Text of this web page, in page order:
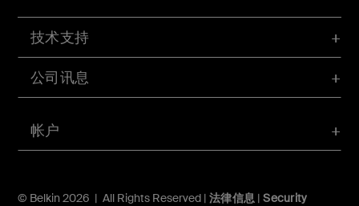
帐户
技术支持
公司讯息
© Belkin 2026 | All Rights Reserved | 法律信息 |Security